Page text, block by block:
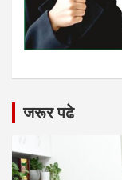
जरूर पढे